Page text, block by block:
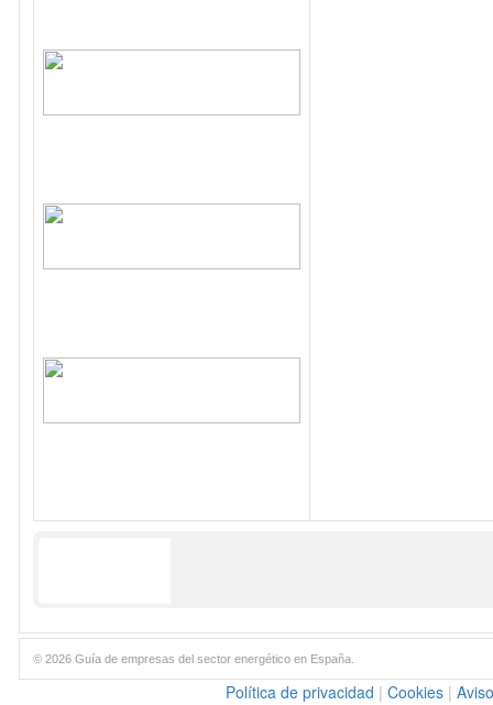
© 2026 Guía de empresas del sector energético en España.
Política de privacidad | Cookies |